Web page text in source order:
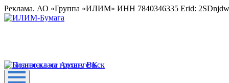
Реклама. АО «Группа «ИЛИМ» ИНН 7840346335 Erid: